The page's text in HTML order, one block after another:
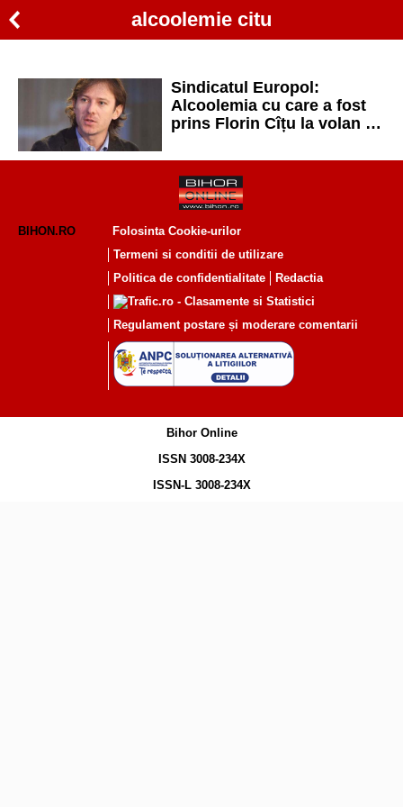
alcoolemie citu
Sindicatul Europol:
Alcoolemia cu care a fost
prins Florin Cîțu la volan în
de vodcă sau 5 sticle de vin
BIHON.RO
Folosinta Cookie-urilor
Termeni si conditii de utilizare
Politica de confidentialitate
Redactia
Regulament postare și moderare comentarii
Bihor Online
ISSN 3008-234X
ISSN-L 3008-234X